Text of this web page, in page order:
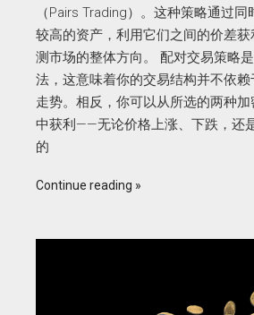
（Pairs Trading）。这种策略通过
较高的资产，利用它们之间的价差
测市场的整体方向。 配对交易策略
法，这意味着你的交易结构并不依
走势。相反，你可以从所选的两种
中获利——无论价格上涨、下跌，还
的
Continue reading